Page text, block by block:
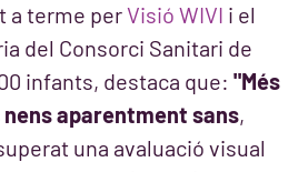
a terme perVisió WIVI i el
del Consorci Sanitari de
infants, destaca que: "Més
aparentment sans,
una avaluació visual